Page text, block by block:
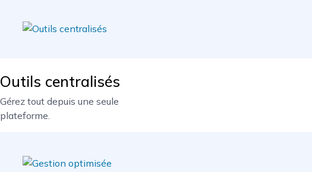
Outils centralisés
Gérez tout depuis une seule
plateforme.